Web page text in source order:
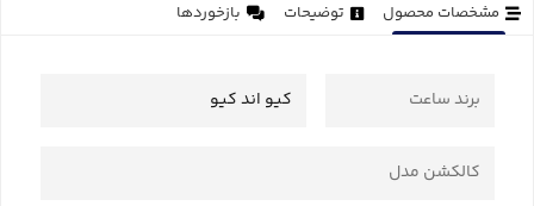
مشخصات محصول توضیحات بازخوردها
برند ساعت کیو اند کیو
کالکشن مدل